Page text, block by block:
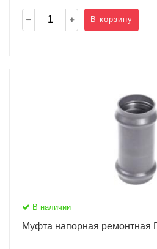
В корзину
В наличии
Муфта напорная